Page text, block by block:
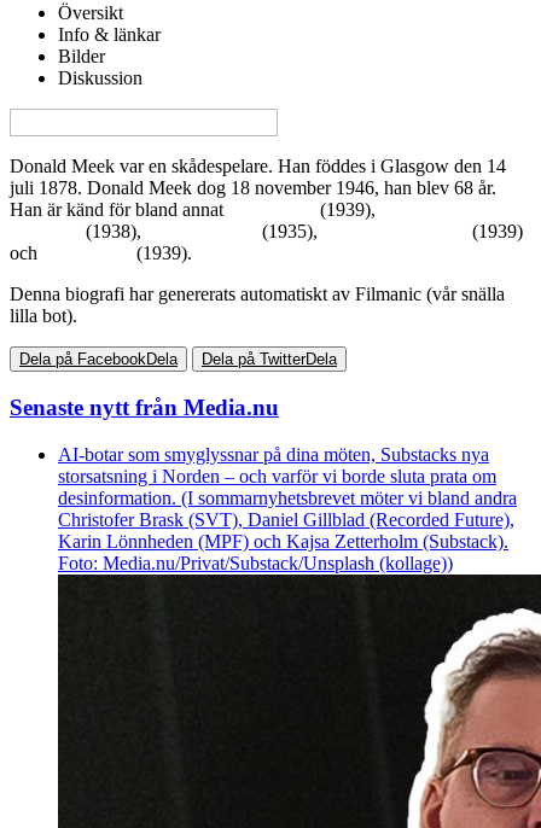
Översikt
Info & länkar
Bilder
Diskussion
Donald Meek var en skådespelare. Han föddes i Glasgow den 14
juli 1878. Donald Meek dog 18 november 1946, han blev 68 år.
Han är känd för bland annat
(1939),
(1938), (1935),
(1939)
och
(1939).
Denna biografi har genererats automatiskt av Filmanic (vår snälla
lilla bot).
Dela på FacebookDela Dela på TwitterDela
Senaste nytt från Media.nu
AI-botar som smyglyssnar på dina möten, Substacks nya
storsatsning i Norden – och varför vi borde sluta prata om
desinformation. (I sommarnyhetsbrevet möter vi bland andra
Christofer Brask (SVT), Daniel Gillblad (Recorded Future),
Karin Lönnheden (MPF) och Kajsa Zetterholm (Substack).
Foto: Media.nu/Privat/Substack/Unsplash (kollage))